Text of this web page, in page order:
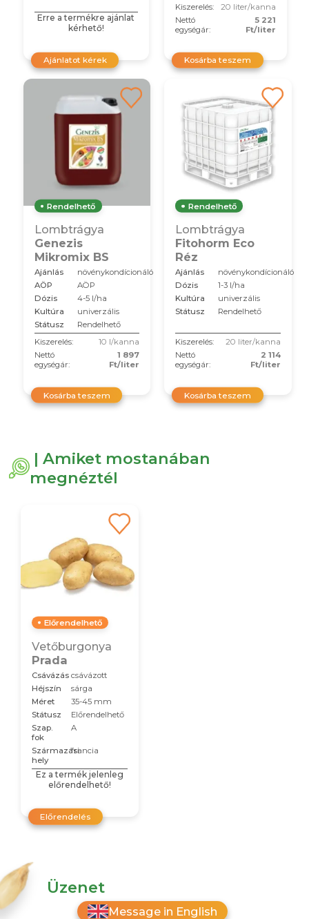
Erre a termékre ajánlat
kérhető!
Ajánlatot kérek
Kiszerelés:
20 liter/kanna
Nettó
egységár:
5 221
Ft/liter
Kosárba teszem
Rendelhető
Lombtrágya
Genezis
Mikromix BS
Ajánlás
növénykondícionáló
AÖP
AÖP
Dózis
4-5 l/ha
Kultúra
univerzális
Státusz
Rendelhető
Kiszerelés:
10 l/kanna
Nettó
egységár:
1 897
Ft/liter
Kosárba teszem
Rendelhető
Lombtrágya
Fitohorm Eco
Réz
Ajánlás
növénykondícionáló
Dózis
1-3 l/ha
Kultúra
univerzális
Státusz
Rendelhető
Kiszerelés:
20 liter/kanna
Nettó
egységár:
2 114
Ft/liter
Kosárba teszem
| Amiket mostanában
megnéztél
Előrendelhető
Vetőburgonya
Prada
Csávázás csávázott
Héjszín
sárga
Méret
35-45 mm
Státusz
Előrendelhető
Szap.
fok
A
Származási
hely
francia
Ez a termék jelenleg
előrendelhető!
Előrendelés
Üzenet
Message in English